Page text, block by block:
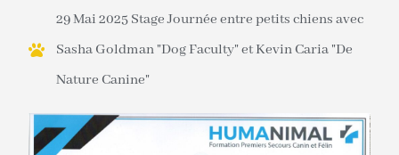
29 Mai 2025 Stage Journée entre petits chiens avec
Sasha Goldman "Dog Faculty" et Kevin Caria "De
Nature Canine"